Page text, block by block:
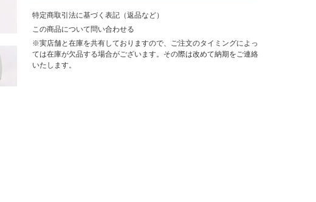
特定商取引法に基づく表記（返品など）
この商品について問い合わせる
※実店舗と在庫を共有しておりますので、ご注文のタイミングによっ
ては在庫が欠品する場合がございます。その際は改めて納期をご連絡
いたします。